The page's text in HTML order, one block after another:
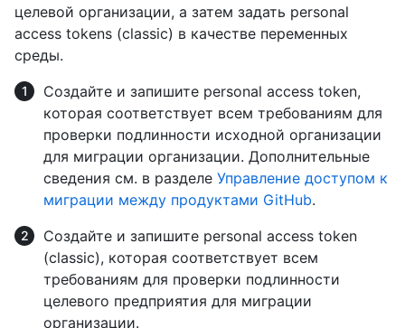
целевой организации, а затем задать personal
access tokens (classic) в качестве переменных
среды.
Создайте и запишите personal access token,
которая соответствует всем требованиям для
проверки подлинности исходной организации
для миграции организации. Дополнительные
сведения см. в разделе Управление доступом к
миграции между продуктами GitHub.
Создайте и запишите personal access token
(classic), которая соответствует всем
требованиям для проверки подлинности
целевого предприятия для миграции
организации.